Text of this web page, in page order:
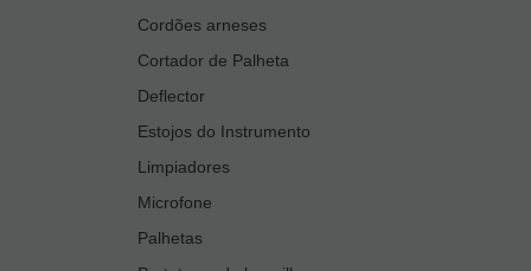
Cordões arneses
Cortador de Palheta
Deflector
Estojos do Instrumento
Limpiadores
Microfone
Palhetas